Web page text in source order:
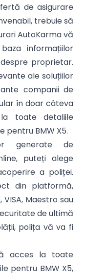
de asigurare
trebuie să
AutoKarma vă
informațiilor
proprietar.
ale soluțiilor
companii de
în doar câteva
toate detaliile
pentru BMW X5.
generate de
puteți alege
a poliței.
din platformă,
Maestro sau
de ultimă
polița vă va fi
acces la toate
pentru BMW X5,